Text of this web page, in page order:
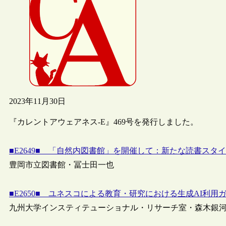
2023年11月30日
『カレントアウェアネス-E』469号を発行しました。
■E2649■ 「自然内図書館」を開催して：新たな読書スタ
豊岡市立図書館・冨士田一也
■E2650■ ユネスコによる教育・研究における生成AI利用
九州大学インスティテューショナル・リサーチ室・森木銀